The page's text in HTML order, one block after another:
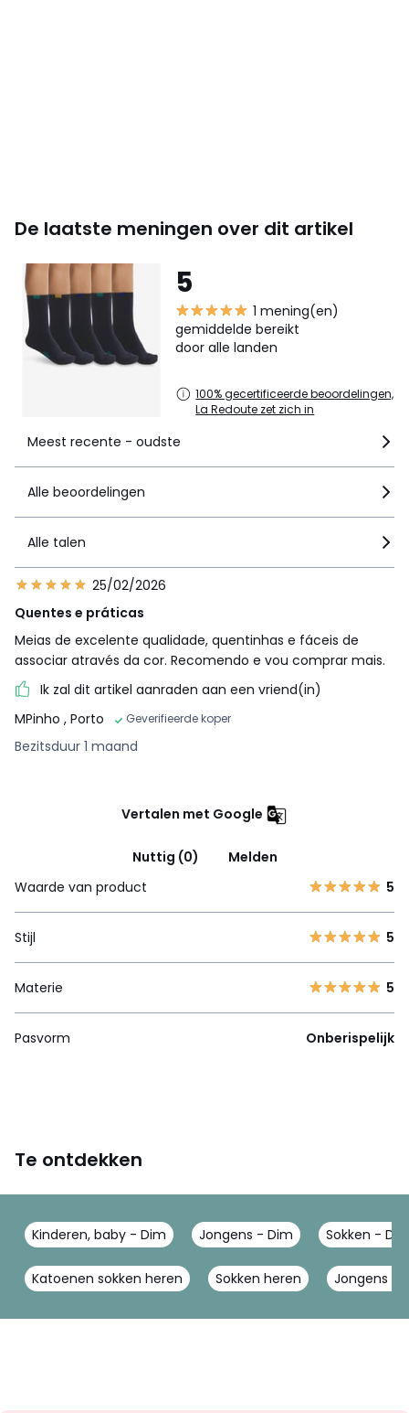
De laatste meningen over dit artikel
5
1 mening(en)
gemiddelde bereikt
door alle landen
100% gecertificeerde beoordelingen,
La Redoute zet zich in
Meest recente - oudste
Alle beoordelingen
Alle talen
25/02/2026
Quentes e práticas
Meias de excelente qualidade, quentinhas e fáceis de
associar através da cor. Recomendo e vou comprar mais.
Ik zal dit artikel aanraden aan een vriend(in)
MPinho , Porto Geverifieerde koper
Bezitsduur 1 maand
Vertalen met Google
Nuttig (0)
Melden
Waarde van product
5
Stijl 5
Materie 5
Pasvorm Onberispelijk
Te ontdekken
Kinderen, baby - Dim Jongens - Dim Sokken -
Katoenen sokken heren Sokken heren Jongens